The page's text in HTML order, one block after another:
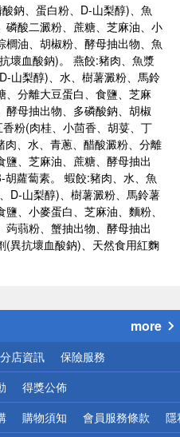
鈉、蛋白粉、D-山梨醇)、魚
磷酸二澱粉、蔗糖、芝麻油、小
油、胡椒粉、酵母抽出物、魚
壞血酸鈉)。 燕餃:豬肉、魚漿
山梨醇)、水、樹薯澱粉、馬鈴
、分離大豆蛋白、食鹽、芝麻
母抽出物、多磷酸鈉、胡椒
粉(肉桂、小茴香、胡荽、丁
、水、青蔥、醋酸澱粉、分離
、芝麻油、蔗糖、酵母抽出
蘿蔔素。 蝦餃:豬肉、水、魚
D-山梨醇)、樹薯澱粉、馬鈴薯
、小麥蛋白、芝麻油、麵粉、
蒻粉、蟹抽出物、酵母抽出
(異抗壞血酸鈉)、天然食用紅麴
！
more
分店資訊 保險服務
得獎公佈
購物須知 會員服務條款 隱